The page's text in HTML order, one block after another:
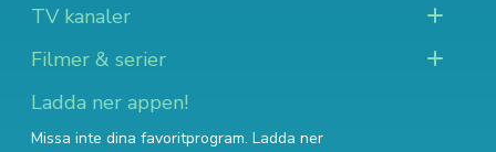
TV kanaler
Filmer & serier
Ladda ner appen!
Missa inte dina favoritprogram. Ladda ner